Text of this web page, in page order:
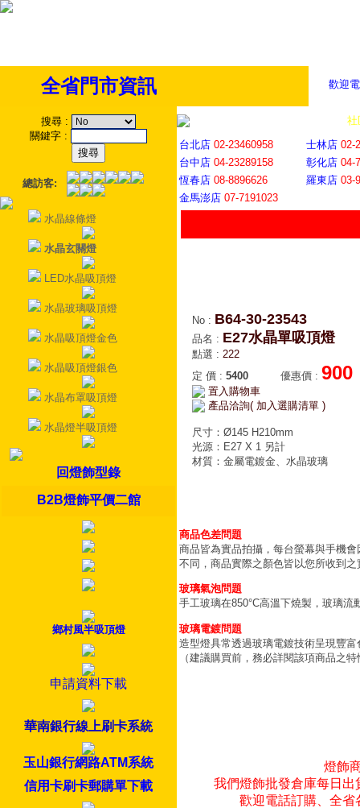
歡迎
全省門市資訊
搜尋 :
關鍵字 :
總訪客:
水晶線條燈
水晶玄關燈
LED水晶吸頂燈
水晶玻璃吸頂燈
水晶吸頂燈金色
水晶吸頂燈銀色
水晶布罩吸頂燈
水晶燈半吸頂燈
回燈飾型錄
B2B燈飾平價二館
鄉村風半吸頂燈
申請資料下載
華南銀行線上刷卡系統
玉山銀行網路ATM系統
信用卡刷卡郵購單下載
社
台北店 02-23460958 士林店 02-
台中店 04-23289158 彰化店 04-
恆春店 08-8896626 羅東店 03-
金馬澎店 07-7191023
No : B64-30-23543
品名 : E27水晶單吸頂燈
點選 : 222
定 價 : 5400 優惠價 : 900
置入購物車
產品洽詢( 加入選購清單 )
尺寸：Ø145 H210mm
光源：E27 X 1 另計
材質：金屬電鍍金、水晶玻璃
商品色差問題
商品皆為實品拍攝，每台螢幕與手機
不同，商品實際之顏色皆以您所收到之
玻璃氣泡問題
手工玻璃在850°C高溫下燒製，玻璃
玻璃電鍍問題
造型燈具常透過玻璃電鍍技術呈現豐
（建議購買前，務必詳閱該項商品之
燈飾
我們燈飾批發倉庫每日
歡迎電話訂購、全